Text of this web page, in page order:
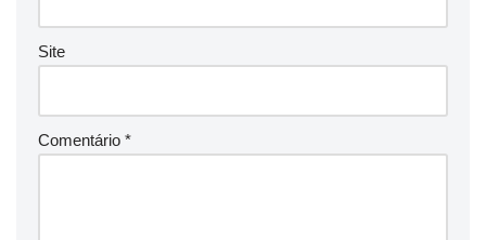
Site
Comentário *